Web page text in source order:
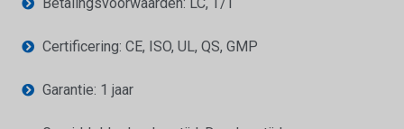
Certificering: CE, ISO, UL, QS, GMP
Garantie: 1 jaar